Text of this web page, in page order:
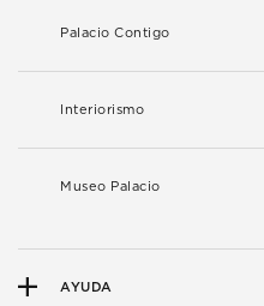
Palacio Contigo
Interiorismo
Museo Palacio
AYUDA